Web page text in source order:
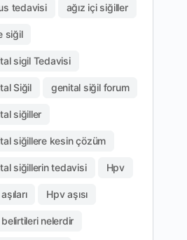
tedavisi ağız içi siğiller
siğil
sigil Tedavisi
Siğil genital siğil forum
siğiller
siğillere kesin çözüm
siğillerin tedavisi Hpv
Hpv aşısı
nelerdir